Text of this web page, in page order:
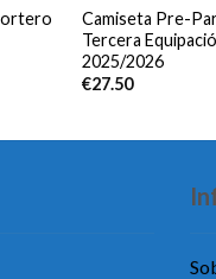
Camiseta Pre-
Tercera
2025/2026
€27.50